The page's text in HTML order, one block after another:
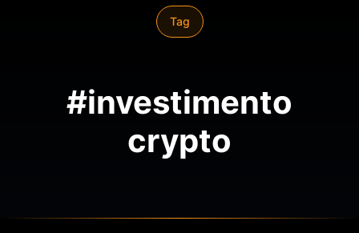
Tag
#investimento
crypto